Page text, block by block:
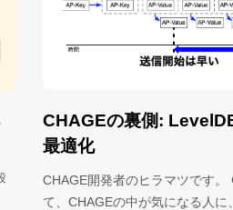
CHAGEの裏側:
最適化
CHAGE開発者のヒラマツです。
て、CHAGEの中が気になる人に